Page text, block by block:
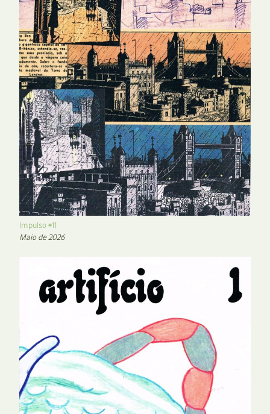
Impulso #11
Maio de 2026